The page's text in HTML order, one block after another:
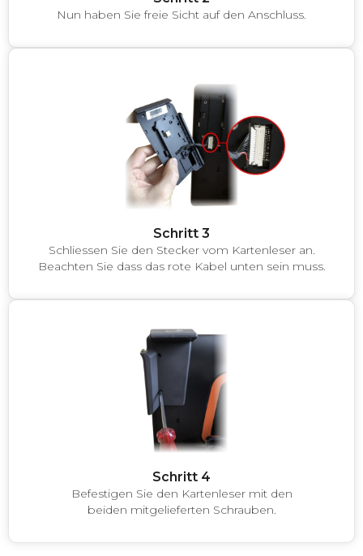
Nun haben Sie freie Sicht auf den Anschluss.
Schritt 3
Schliessen Sie den Stecker vom Kartenleser an.
Beachten Sie dass das rote Kabel unten sein muss.
Schritt 4
Befestigen Sie den Kartenleser mit den
beiden mitgelieferten Schrauben.